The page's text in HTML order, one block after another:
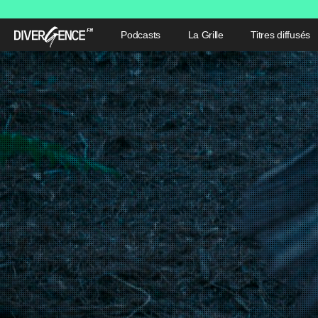
Podcasts La Grille Titres diffusés